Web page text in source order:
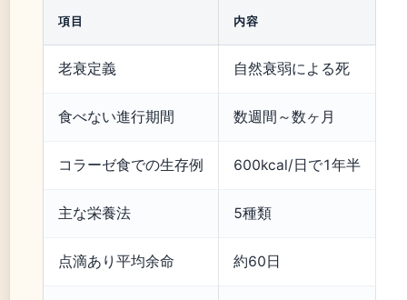
項目 内容
老衰定義 自然衰弱による死
食べない進行期間 数週間～数ヶ月
コラーゼ食での生存例 600kcal/日で1年半
主な栄養法 5種類
点滴あり平均余命 約60日